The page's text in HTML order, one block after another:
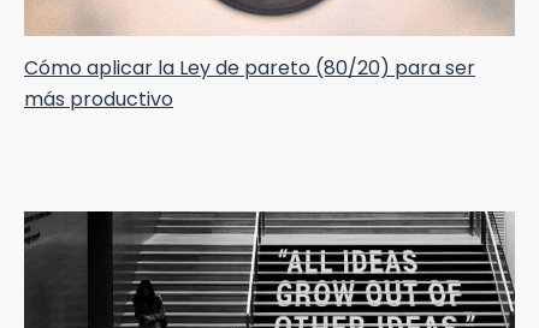
Cómo aplicar la Ley de pareto (80/20) para ser
más productivo